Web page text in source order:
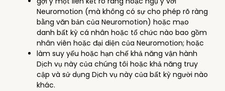
Neuromotion (mà không có sự cho phép rõ ràng
bằng văn bản của Neuromotion) hoặc mạo
danh bất kỳ cá nhân hoặc tổ chức nào bao gồm
nhân viên hoặc đại diện của Neuromotion; hoặc
làm suy yếu hoặc hạn chế khả năng vận hành
Dịch vụ này của chúng tôi hoặc khả năng truy
cập và sử dụng Dịch vụ này của bất kỳ người nào
khác.